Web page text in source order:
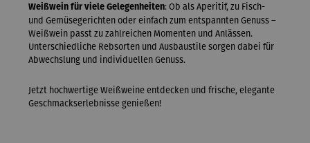
Weißwein für viele Gelegenheiten: Ob als Aperitif, zu Fisch-
und Gemüsegerichten oder einfach zum entspannten Genuss –
Weißwein passt zu zahlreichen Momenten und Anlässen.
Unterschiedliche Rebsorten und Ausbaustile sorgen dabei für
Abwechslung und individuellen Genuss.
Jetzt hochwertige Weißweine entdecken und frische, elegante
Geschmackserlebnisse genießen!